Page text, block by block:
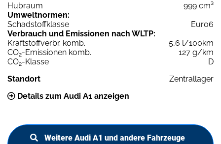
Hubraum
999 cm³
Umweltnormen:
Schadstoffklasse
Euro6
Verbrauch und Emissionen nach WLTP:
Kraftstoffverbr. komb.
5,6 l/100km
CO2-Emissionen komb.
127 g/km
CO2-Klasse
D
Standort
Zentrallager
Details zum Audi A1 anzeigen
Weitere Audi A1 und andere Fahrzeuge